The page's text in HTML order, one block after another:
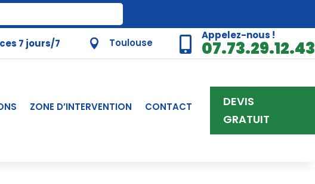
7 jours/7  Toulouse  Appelez-nous !
07.73.29.12.43
ZONE D’INTERVENTION CONTACT
DEVIS
GRATUIT